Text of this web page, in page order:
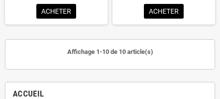
ACCUEIL
ACHETER ACHETER
Affichage 1-10 de 10 article(s)